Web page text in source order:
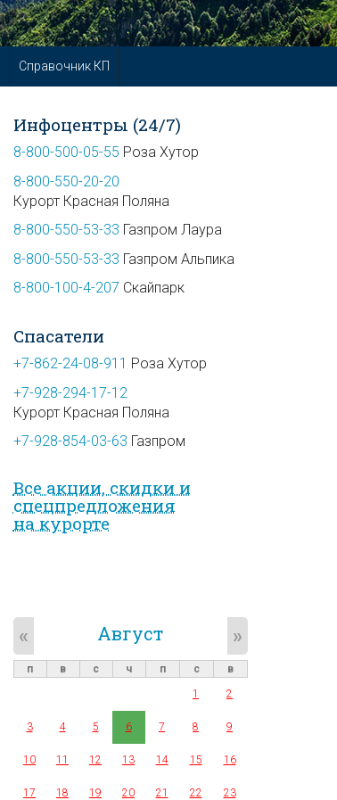
Справочник КП
Инфоцентры (24/7)
8-800-500-05-55 Роза Хутор
8-800-550-20-20
Курорт Красная Поляна
8-800-550-53-33 Газпром Лаура
8-800-550-53-33 Газпром Альпика
8-800-100-4-207 Скайпарк
Спасатели
+7-862-24-08-911 Роза Хутор
+7-928-294-17-12
Курорт Красная Поляна
+7-928-854-03-63 Газпром
Все акции, скидки и
спец­предложе­ния
на курорте
Август
« »
п в с ч п с
в
1
2
3 4 5 6 7 8 9
10 11 12 13 14 15 16
17 18 19 20 21 22 23